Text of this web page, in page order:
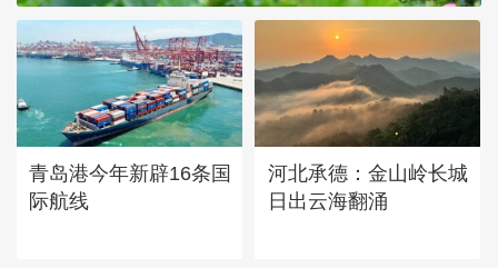
青岛港今年新辟16条国
际航线
河北承德：金山岭长城
日出云海翻涌